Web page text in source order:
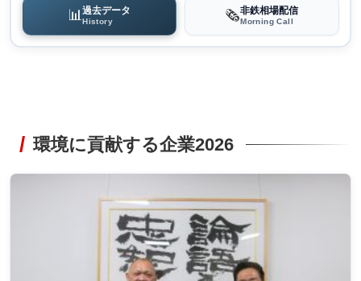
📊過去データ
History 🗞️非鉄相場配信
Morning Call
環境に貢献する企業2026